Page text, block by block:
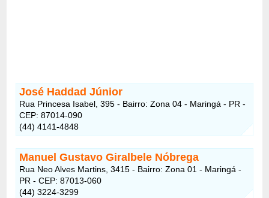
José Haddad Júnior
Rua Princesa Isabel, 395 - Bairro: Zona 04 - Maringá - PR -
CEP: 87014-090
(44) 4141-4848
Manuel Gustavo Giralbele Nóbrega
Rua Neo Alves Martins, 3415 - Bairro: Zona 01 - Maringá -
PR - CEP: 87013-060
(44) 3224-3299